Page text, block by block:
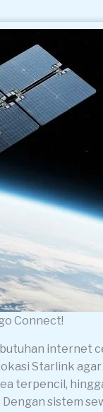
Connect!
internet
Starlink
terpencil,
sistem